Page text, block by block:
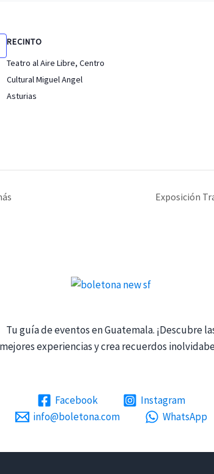
RECINTO
Teatro al Aire Libre, Centro
Cultural Miguel Angel
Asturias
Exposición
Tu guía de eventos en Guatemala. ¡Descubre
mejores experiencias y crea recuerdos
Facebook
Instagram
info@boletona.com
WhatsApp